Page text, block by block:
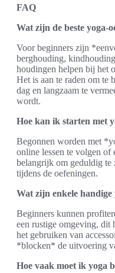
FAQ
Wat zijn de beste yoga-
Voor beginners zijn
berghouding,
houdingen helpen bij het
Het is aan te raden om te
dag en langzaam te
wordt.
Hoe kan ik starten met
Begonnen worden met
online lessen te volgen of
belangrijk om geduldig te
tijdens de oefeningen.
Wat zijn enkele
Beginners kunnen
een rustige omgeving, dit
het gebruiken van
*blocken* de uitvoering
Hoe vaak moet ik yoga